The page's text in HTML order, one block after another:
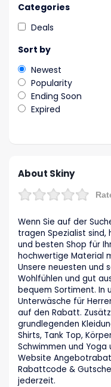
Categories
Deals
Sort by
Newest
Popularity
Ending Soon
Expired
About Skiny
Wenn Sie auf der
tragen Spezialist sind,
und besten Shop für
hochwertige Material
Unsere neuesten und
Wohlfühlen und gut
bequem Sortiment. In
Unterwäsche für
auf den Rabatt.
grundlegenden
Shirts, Tank Top,
Schwimmen und
Website
Rabattcode &
jederzeit.